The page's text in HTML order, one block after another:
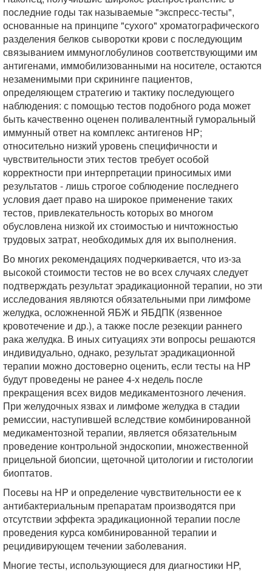
последние годы так называемые "экспресс-тесты",
основанные на принципе "сухого" хроматографического
разделения белков сыворотки крови с последующим
связыванием иммуноглобулинов соответствующими им
антигенами, иммобилизованными на носителе, остаются
незаменимыми при скрининге пациентов,
определяющем стратегию и тактику последующего
наблюдения: с помощью тестов подобного рода может
быть качественно оценен поливалентный гуморальный
иммунный ответ на комплекс антигенов HP;
относительно низкий уровень специфичности и
чувствительности этих тестов требует особой
корректности при интерпретации приносимых ими
результатов - лишь строгое соблюдение последнего
условия дает право на широкое применение таких
тестов, привлекательность которых во многом
обусловлена низкой их стоимостью и ничтожностью
трудовых затрат, необходимых для их выполнения.
Во многих рекомендациях подчеркивается, что из-за
высокой стоимости тестов не во всех случаях следует
подтверждать результат эрадикационной терапии, но эти
исследования являются обязательными при лимфоме
желудка, осложненной ЯБЖ и ЯБДПК (язвенное
кровотечение и др.), а также после резекции раннего
рака желудка. В иных ситуациях эти вопросы решаются
индивидуально, однако, результат эрадикационной
терапии можно достоверно оценить, если тесты на HP
будут проведены не ранее 4-х недель после
прекращения всех видов медикаментозного лечения.
При желудочных язвах и лимфоме желудка в стадии
ремиссии, наступившей вследствие комбинированной
медикаментозной терапии, является обязательным
проведение контрольной эндоскопии, множественной
прицельной биопсии, щеточной цитологии и гистологии
биоптатов.
Посевы на HP и определение чувствительности ее к
антибактериальным препаратам производятся при
отсутствии эффекта эрадикационной терапии после
проведения курса комбинированной терапии и
рецидивирующем течении заболевания.
Многие тесты, использующиеся для диагностики HP,